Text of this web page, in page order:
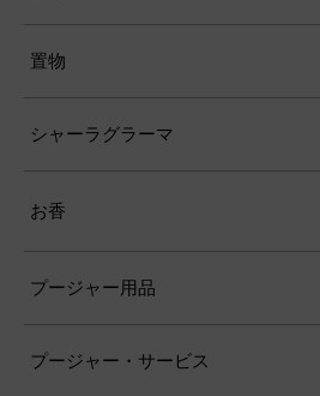
置物
シャーラグラーマ
お香
プージャー用品
プージャー・サービス